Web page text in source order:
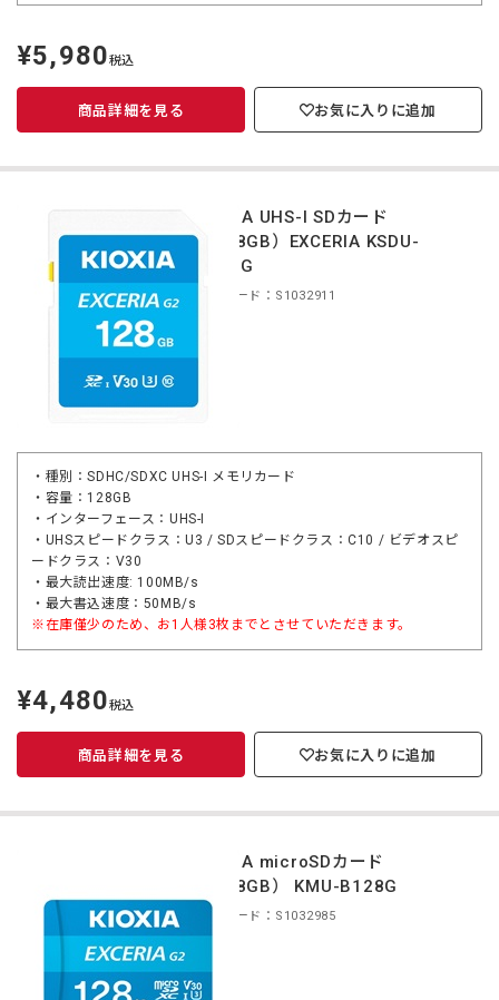
定
価
¥5,980税込
商品詳細を見る お気に入りに追加
KIOXIA UHS-I SDカード
（128GB）EXCERIA KSDU-
B128G
商品コード：S1032911
・種別：SDHC/SDXC UHS-I メモリカード
・容量：128GB
・インターフェース：UHS-I
・UHSスピードクラス：U3 / SDスピードクラス：C10 / ビデオスピ
ードクラス：V30
・最大読出速度: 100MB/s
・最大書込速度：50MB/s
※在庫僅少のため、お1人様3枚までとさせていただきます。
定
価
¥4,480税込
商品詳細を見る お気に入りに追加
KIOXIA microSDカード
（128GB） KMU-B128G
商品コード：S1032985